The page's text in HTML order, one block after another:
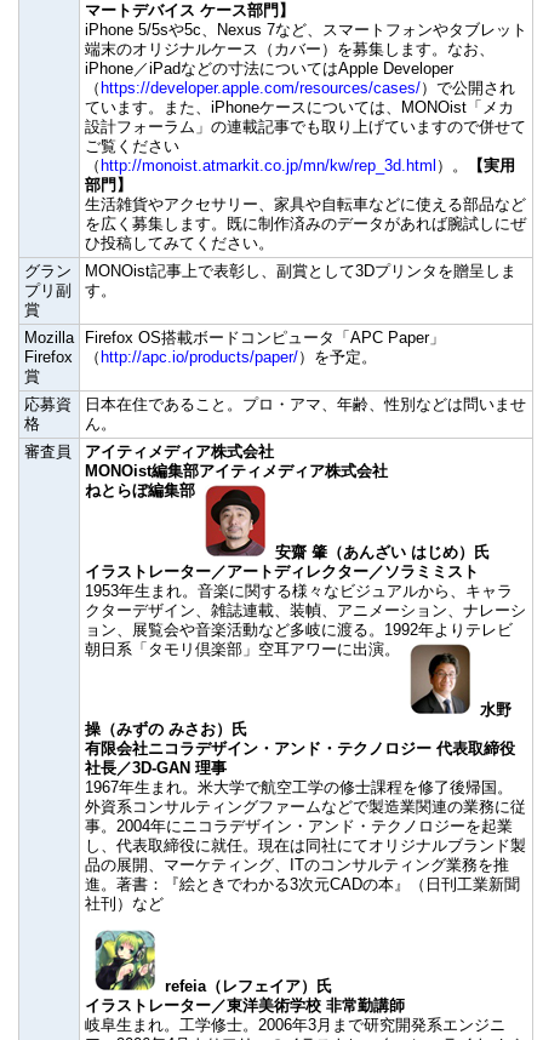
マートデバイス ケース部門】
iPhone 5/5sや5c、Nexus 7など、スマートフォンやタブレット
端末のオリジナルケース（カバー）を募集します。なお、
iPhone／iPadなどの寸法についてはApple Developer
（ https://developer.apple.com/resources/cases/）で公開され
ています。また、iPhoneケースについては、MONOist「メカ
設計フォーラム」の連載記事でも取り上げていますので併せて
ご覧ください
（ http://monoist.atmarkit.co.jp/mn/kw/rep_3d.html ）。
【実用
部門】
生活雑貨やアクセサリー、家具や自転車などに使える部品など
を広く募集します。既に制作済みのデータがあれば腕試しにぜ
ひ投稿してみてください。
グラン
プリ副
賞
MONOist記事上で表彰し、副賞として3Dプリンタを贈呈しま
す。
Mozilla
Firefox
賞
Firefox OS搭載ボードコンピュータ「APC Paper」
（ http://apc.io/products/paper/）を予定。
応募資
格
日本在住であること。プロ・アマ、年齢、性別などは問いませ
ん。
審査員
アイティメディア株式会社
MONOist編集部アイティメディア株式会社
ねとらぼ編集部
安齋 肇（あんざい はじめ）氏
イラストレーター／アートディレクター／ソラミミスト
1953年生まれ。音楽に関する様々なビジュアルから、キャラ
クターデザイン、雑誌連載、装幀、アニメーション、ナレーシ
ョン、展覧会や音楽活動など多岐に渡る。1992年よりテレビ
朝日系「タモリ倶楽部」空耳アワーに出演。
水野
操（みずの みさお）氏
有限会社ニコラデザイン・アンド・テクノロジー 代表取締役
社長／3D-GAN 理事
1967年生まれ。米大学で航空工学の修士課程を修了後帰国。
外資系コンサルティングファームなどで製造業関連の業務に従
事。2004年にニコラデザイン・アンド・テクノロジーを起業
し、代表取締役に就任。現在は同社にてオリジナルブランド製
品の展開、マーケティング、ITのコンサルティング業務を推
進。著書：『絵ときでわかる3次元CADの本』（日刊工業新聞
社刊）など
refeia（レフェイア）氏
イラストレーター／東洋美術学校 非常勤講師
岐阜生まれ。工学修士。2006年3月まで研究開発系エンジニ